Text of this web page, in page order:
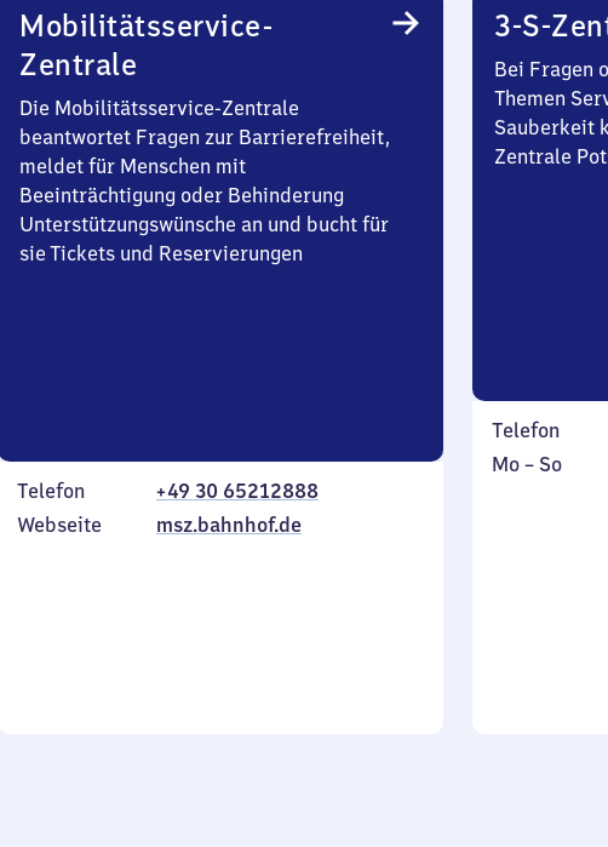
Mobilitätsservice-
Zentrale
Die Mobilitätsservice-Zentrale
beantwortet Fragen zur Barrierefreiheit,
meldet für Menschen mit
Beeinträchtigung oder Behinderung
Unterstützungswünsche an und bucht für
sie Tickets und Reservierungen
Telefon
+49 30 65212888
Webseite
msz.bahnhof.de
3-S-
Bei Fragen
Themen
Sauberkeit
Zentrale
Telefon
Montag
Mo – So,